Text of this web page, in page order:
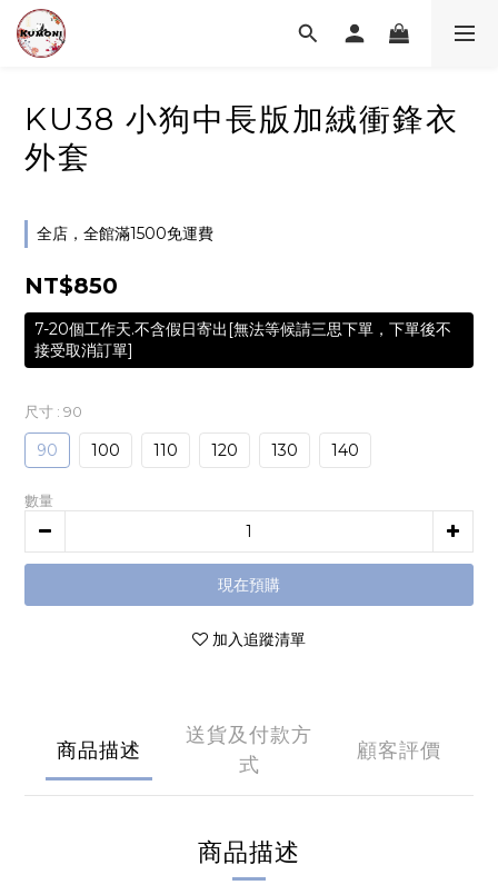
KU38 小狗中長版加絨衝鋒衣
外套
全店，全館滿1500免運費
NT$850
7-20個工作天.不含假日寄出[無法等候請三思下單，下單後不
接受取消訂單]
尺寸 : 90
90 100 110 120 130 140
數量
現在預購
加入追蹤清單
商品描述
送貨及付款方
式
顧客評價
商品描述